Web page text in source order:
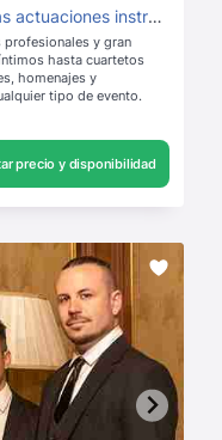
instrumentales
profesionales y gran
hasta cuartetos
homenajes y
tipo de evento.
precio y disponibilidad